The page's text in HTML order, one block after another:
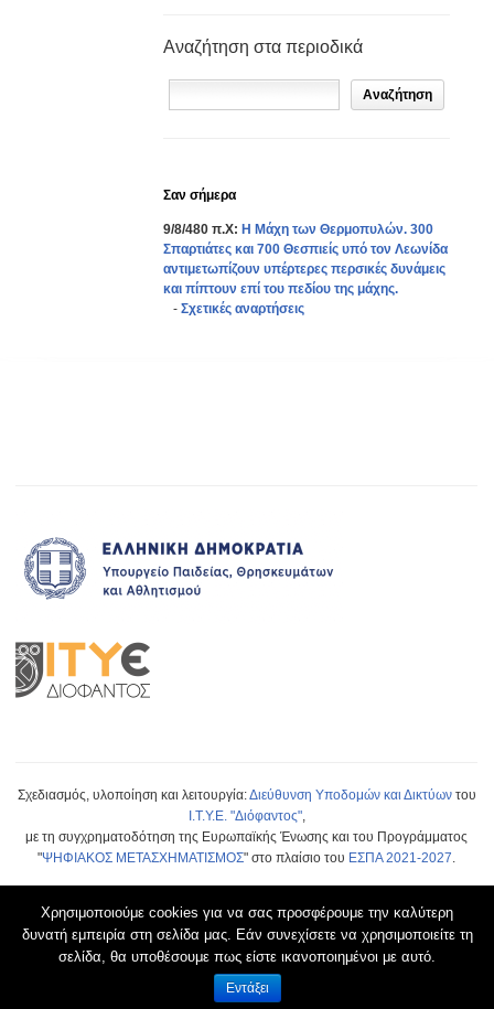
Αναζήτηση στα περιοδικά
Σαν σήμερα
9/8/480 π.Χ: Η Μάχη των Θερμοπυλών. 300
Σπαρτιάτες και 700 Θεσπιείς υπό τον Λεωνίδα
αντιμετωπίζουν υπέρτερες περσικές δυνάμεις
και πίπτουν επί του πεδίου της μάχης.
- Σχετικές αναρτήσεις
Σχεδιασμός, υλοποίηση και λειτουργία:Διεύθυνση Υποδομών και Δικτύωντου
Ι.Τ.Υ.Ε. "Διόφαντος",
με τη συγχρηματοδότηση της Ευρωπαϊκής Ένωσης και του Προγράμματος
"ΨΗΦΙΑΚΟΣ ΜΕΤΑΣΧΗΜΑΤΙΣΜΟΣ" στο πλαίσιο του ΕΣΠΑ 2021-2027
Ο δικτυακός τόπος Ηλεκτρονικά Σχολικά Περιοδικά & Εφημερίδες ΠΣΔ χρησιμοποιεί
ελεύθερο λογισμικό ανοιχτού κώδικα WordPress
Aναφορά προβλήματος
Όροι Χρήσης schoolpress.sch.gr|Δήλωση προσβασιμότητας
Χρησιμοποιούμε cookies για να σας προσφέρουμε την καλύτερη
δυνατή εμπειρία στη σελίδα μας. Εάν συνεχίσετε να χρησιμοποιείτε τη
σελίδα, θα υποθέσουμε πως είστε ικανοποιημένοι με αυτό.
Εντάξει